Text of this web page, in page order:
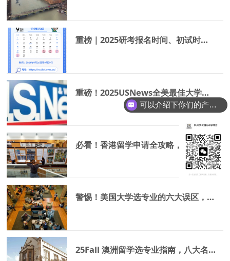
重榜｜2025研考报名时间、初试时间定了！
重磅！2025USNews全美最佳大学排名公布！快来看看你的梦校排多少名
必看！香港留学申请全攻略，开启你的精彩求学之旅
警惕！美国大学选专业的六大误区，你可别踩坑！
25Fall 澳洲留学选专业指南，八大名校王牌专业全解析！
可以介绍下你们的产品么